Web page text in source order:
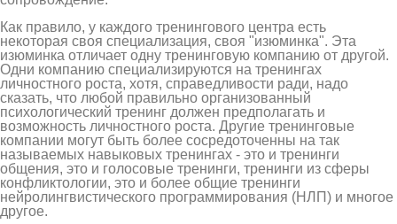
Как правило, у каждого тренингового центра есть
некоторая своя специализация, своя "изюминка". Эта
изюминка отличает одну тренинговую компанию от другой.
Одни компанию специализируются на тренингах
личностного роста, хотя, справедливости ради, надо
сказать, что любой правильно организованный
психологический тренинг должен предполагать и
возможность личностного роста. Другие тренинговые
компании могут быть более сосредоточенны на так
называемых навыковых тренингах - это и тренинги
общения, это и голосовые тренинги, тренинги из сферы
конфликтологии, это и более общие тренинги
нейролингвистического программирования (НЛП) и многое
другое.